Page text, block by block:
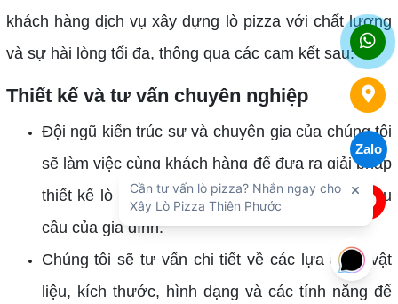
khách hàng dịch vụ xây dựng lò pizza với chất lượng
và sự hài lòng tối đa, thông qua các cam kết sau:
Thiết kế và tư vấn chuyên nghiệp
Đội ngũ kiến trúc sư và chuyên gia của chúng tôi
sẽ làm việc cùng khách hàng để đưa ra giải pháp
thiết kế lò pizza phù hợp với không gian và nhu
cầu của gia đình.
Chúng tôi sẽ tư vấn chi tiết về các lựa chọn vật
liệu, kích thước, hình dạng và các tính năng để
Zalo